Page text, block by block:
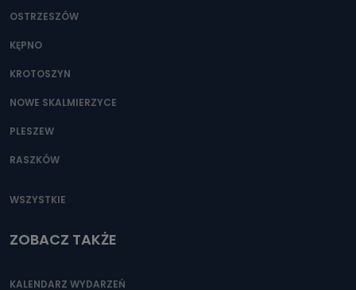
OSTRZESZÓW
KĘPNO
KROTOSZYN
NOWE SKALMIERZYCE
PLESZEW
RASZKÓW
WSZYSTKIE
ZOBACZ TAKŻE
KALENDARZ WYDARZEŃ